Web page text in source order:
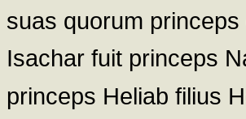
suas quorum
Isachar fuit princeps
princeps Heliab filius